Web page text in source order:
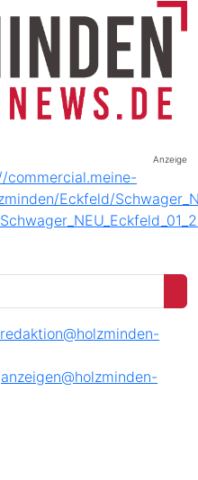
Anzeige
redaktion@holzminden-
anzeigen@holzminden-